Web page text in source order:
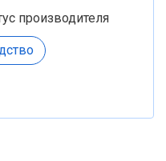
производителя